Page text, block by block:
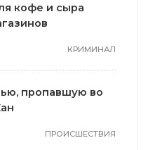
кофе и сыра
КРИМИНАЛ
пропавшую во
ПРОИСШЕСТВИЯ